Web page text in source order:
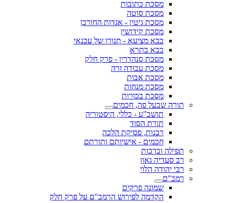
מסכת כתובות
מסכת סוטה
מסכת גיטין - אגדות החורבן
מסכת קידושין
בבא מציעא - תנורו של עכנאי
בבא בתרא
מסכת סנהדרין - פרק חלק
מסכת עבודה זרה
מסכת אבות
מסכת מנחות
מסכת בכורות
תורה שבעל פה, חכמים
תושב"ע - כללי, היסטוריה
תורת הסוד
רבנות, פסיקת הלכה
חכמים - אישיותם ותורתם
תפילה וברכות
רב סעדיה גאון
רבי יהודה הלוי
רמב"ם
שמונה פרקים
הקדמה לפירוש הרמב"ם על פרק חלק